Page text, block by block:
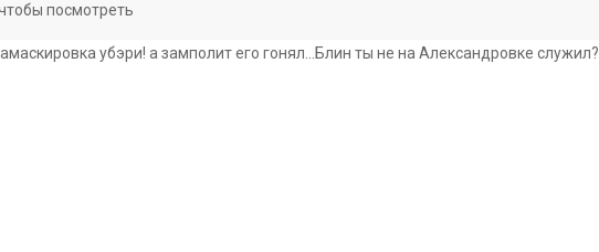
посмотреть
убэри! а замполит его гонял...Блин ты не на Александровке служил?